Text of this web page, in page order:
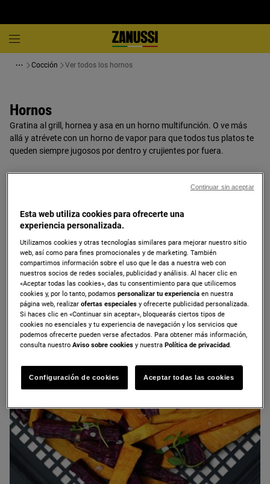
Cocción Ver todos los hornos
Hornos
Gratina al grill, hornea y asa en un horno multifunción. O ve más
allá y atrévete con un horno de vapor para que todos tus platos te
queden siempre jugosos por dentro y crujientes por fuera.
Hornos
Gratina al grill, hornea y asa en un horno multifunción. O ve más allá y
atrévete con un horno de vapor para que todos tus platos te queden siempre
jugosos por dentro y crujientes por fuera.
Horno compacto Horno multifunción
Esta web utiliza cookies para ofrecerte una
experiencia personalizada.
Utilizamos cookies y otras tecnologías similares para mejorar nuestro sitio
web, así como para fines promocionales y de marketing. También
compartimos información sobre el uso que le das a nuestra web con
nuestros socios de redes sociales, publicidad y análisis. Al hacer clic en
«Aceptar todas las cookies», das tu consentimiento para que utilicemos
cookies y, por lo tanto, podamospersonalizar tu experienciaen nuestra
página web, realizarofertas especiales y ofrecerte publicidad personalizada.
Si haces clic en «Continuar sin aceptar», bloquearás ciertos tipos de
cookies no esenciales y tu experiencia de navegación y los servicios que
podemos ofrecerte pueden verse afectados. Para obtener más información,
consulta nuestroAviso sobre cookies y nuestraPolítica de privacidad.
Configuración de cookies Aceptar todas las cookies
Continuar sin aceptar